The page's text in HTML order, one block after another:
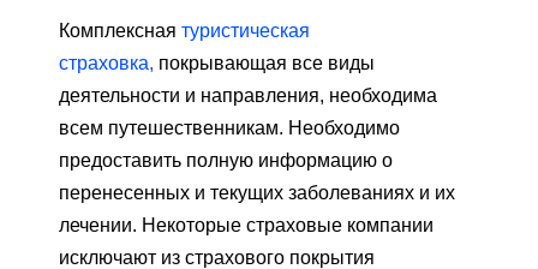
Комплексная туристическая
страховка, покрывающая все виды
деятельности и направления, необходима
всем путешественникам. Необходимо
предоставить полную информацию о
перенесенных и текущих заболеваниях и их
лечении. Некоторые страховые компании
исключают из страхового покрытия